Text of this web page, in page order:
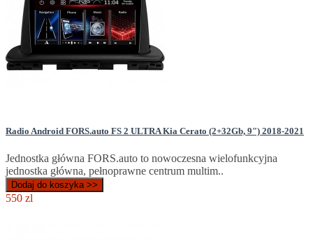
Radio Android FORS.auto FS 2 ULTRA Kia Cerato (2+32Gb, 9") 2018-2021
Jednostka główna FORS.auto to nowoczesna wielofunkcyjna
jednostka główna, pełnoprawne centrum multim..
Dodaj do koszyka >>
550 zl